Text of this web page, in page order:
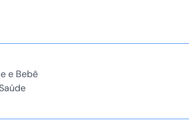
e Bebê